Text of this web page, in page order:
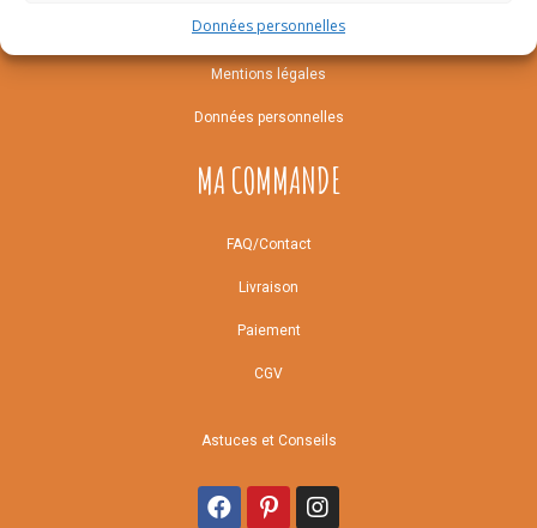
Données personnelles
Notre histoire
Mentions légales
Données personnelles
MA COMMANDE
FAQ/Contact
Livraison
Paiement
CGV
Astuces et Conseils